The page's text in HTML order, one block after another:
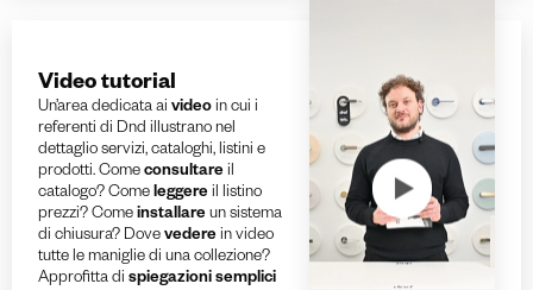
Video tutorial
Un’area dedicata aivideo in cui i
referenti di Dnd illustrano nel
dettaglio servizi, cataloghi, listini e
prodotti. Comeconsultareil
catalogo? Comeleggereil listino
prezzi? Comeinstallare un sistema
di chiusura? Dovevederein video
tutte le maniglie di una collezione?
Approfitta dispiegazioni semplici